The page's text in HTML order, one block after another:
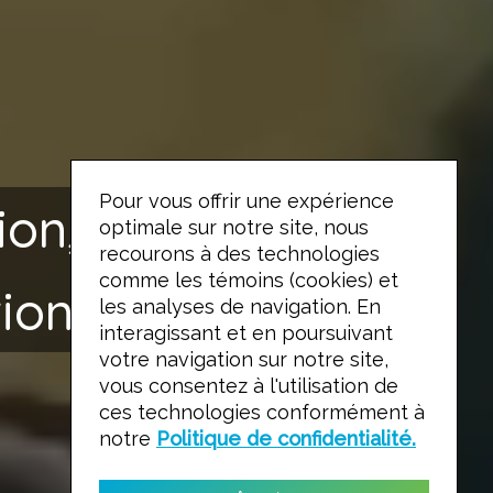
fabrication et
de jeux d’eau!
En savoir plus
Pour vous offrir une expérience
optimale sur notre site, nous
recourons à des technologies
comme les témoins (cookies) et
les analyses de navigation. En
interagissant et en poursuivant
votre navigation sur notre site,
vous consentez à l'utilisation de
ces technologies conformément à
notre Politique de confidentialité.